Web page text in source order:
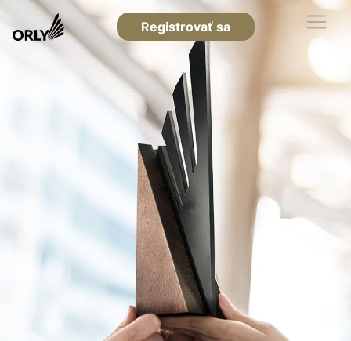
Registrovať sa